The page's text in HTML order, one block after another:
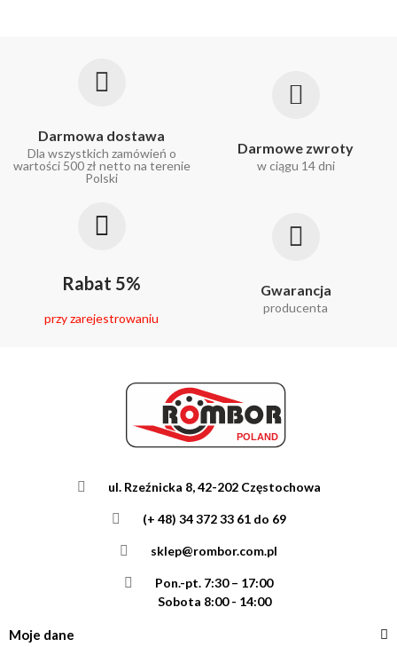
Darmowa dostawa
Dla wszystkich zamówień o
wartości 500 zł netto na terenie
Polski
Darmowe zwroty
w ciągu 14 dni
Rabat 5%
przy zarejestrowaniu
Gwarancja
producenta
ul. Rzeźnicka 8, 42-202 Częstochowa
(+ 48) 34 372 33 61 do 69
sklep@rombor.com.pl
Pon.-pt. 7:30 – 17:00
Sobota 8:00 - 14:00
Moje dane